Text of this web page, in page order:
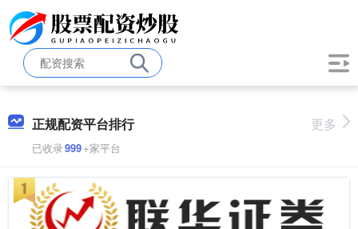
正规配资平台排行
已收录999+家平台
更多